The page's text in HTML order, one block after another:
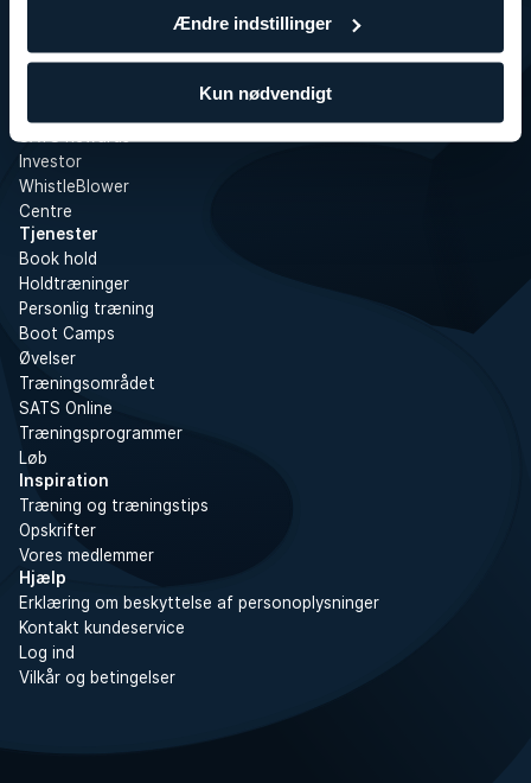
Ændre indstillinger
Kun nødvendigt
Træning for virksomheder
Investor
WhistleBlower
Centre
Tjenester
Book hold
Holdtræninger
Personlig træning
Boot Camps
Øvelser
Træningsområdet
SATS Online
Træningsprogrammer
Løb
Inspiration
Træning og træningstips
Opskrifter
Vores medlemmer
Hjælp
Erklæring om beskyttelse af personoplysninger
Kontakt kundeservice
Log ind
Vilkår og betingelser